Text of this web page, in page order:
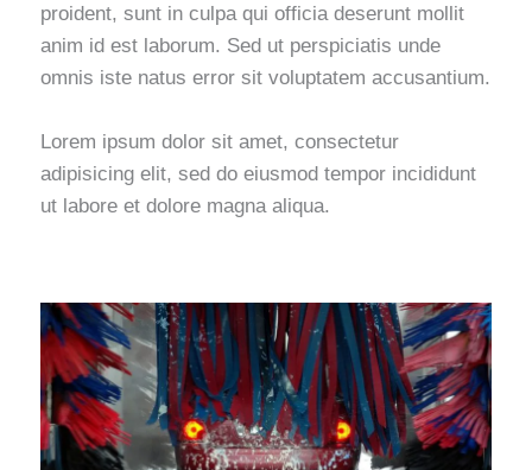
proident, sunt in culpa qui officia deserunt mollit
anim id est laborum. Sed ut perspiciatis unde
omnis iste natus error sit voluptatem accusantium.
Lorem ipsum dolor sit amet, consectetur
adipisicing elit, sed do eiusmod tempor incididunt
ut labore et dolore magna aliqua.